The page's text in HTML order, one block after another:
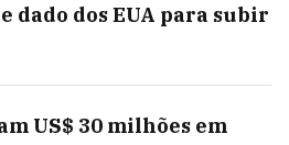
dado dos EUA para subir
US$ 30 milhões em